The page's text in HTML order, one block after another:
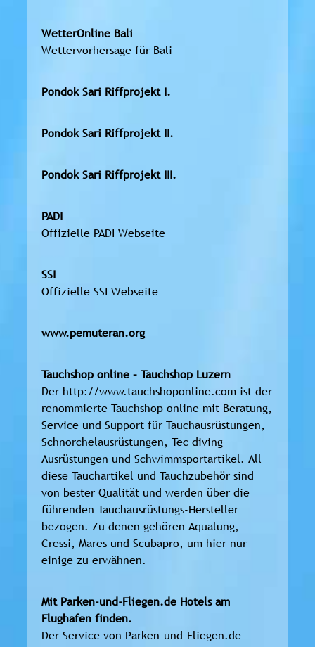
WetterOnline Bali
Wettervorhersage für Bali
Pondok Sari Riffprojekt I.
Pondok Sari Riffprojekt II.
Pondok Sari Riffprojekt III.
PADI
Offizielle PADI Webseite
SSI
Offizielle SSI Webseite
www.pemuteran.org
Tauchshop online – Tauchshop Luzern
Der http://www.tauchshoponline.com ist der
renommierte Tauchshop online mit Beratung,
Service und Support für Tauchausrüstungen,
Schnorchelausrüstungen, Tec diving
Ausrüstungen und Schwimmsportartikel. All
diese Tauchartikel und Tauchzubehör sind
von bester Qualität und werden über die
führenden Tauchausrüstungs-Hersteller
bezogen. Zu denen gehören Aqualung,
Cressi, Mares und Scubapro, um hier nur
einige zu erwähnen.
Mit Parken-und-Fliegen.de Hotels am
Flughafen finden.
Der Service von Parken-und-Fliegen.de